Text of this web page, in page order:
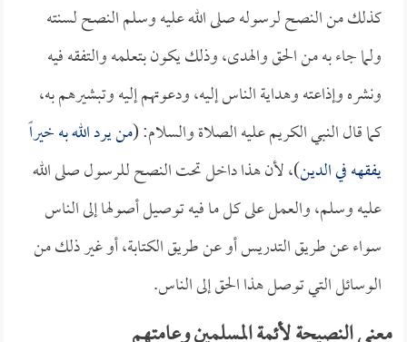
كذلك من النصح لرسوله صلى الله عليه وسلم النصح لسنته
ولما جاء به من الحق والهدى، وذلك يكون بتعلمه والتفقه فيه
ونشره وإذاعته وهداية الناس إليه، ودعوتهم إليه وتبشيرهم به،
كما قال النبي الكريم عليه الصلاة والسلام: (من يرد الله به خيراً
يفقهه في الدين)، لأن هذا داخل تحت النصح للرسول صلى الله
عليه وسلم، والعمل على كل ما فيه توصيل أصولها إلى الناس
سواء عن طريق التدريس أو عن طريق الكتابة، أو غير ذلك من
الوسائل التي توصل هذا الحق إلى الناس.